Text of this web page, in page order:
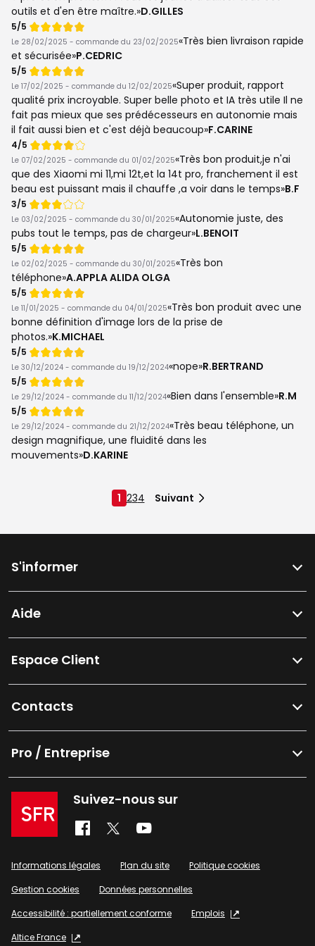
outils et d'en être maître. D.GILLES
Note
de
5/5
Le 28/02/2025 - commande du 23/02/2025 Très bien livraison rapide
et sécurisée P.CEDRIC
Note
de
5/5
Le 17/02/2025 - commande du 12/02/2025 Super produit, rapport
qualité prix incroyable. Super belle photo et IA très utile Il ne
fait pas mieux que ses prédécesseurs en autonomie mais
il fait aussi bien et c'est déjà beaucoup F.CARINE
Note
de
4/5
Le 07/02/2025 - commande du 01/02/2025 Très bon produit,je n'ai
que des Xiaomi mi 11,mi 12t,et la 14t pro, franchement il est
beau est puissant mais il chauffe ,a voir dans le temps B.F
Note
de
3/5
Le 03/02/2025 - commande du 30/01/2025 Autonomie juste, des
pubs tout le temps, pas de chargeur L.BENOIT
Note
de
5/5
Le 02/02/2025 - commande du 30/01/2025 Très bon
téléphone A.APPLA ALIDA OLGA
Note
de
5/5
Le 11/01/2025 - commande du 04/01/2025 Très bon produit avec une
bonne définition d'image lors de la prise de
photos. K.MICHAEL
Note
de
5/5
Le 30/12/2024 - commande du 19/12/2024 nope R.BERTRAND
Note
de
5/5
Le 29/12/2024 - commande du 11/12/2024 Bien dans l'ensemble R.M
Note
de
5/5
Le 29/12/2024 - commande du 21/12/2024 Très beau téléphone, un
design magnifique, une fluidité dans les
mouvements D.KARINE
1 234 Suivant
S'informer
Aide
Espace Client
Contacts
Pro / Entreprise
Suivez-nous sur
Informations légales Plan du site
Politique cookies
Gestion cookies
Données personnelles
Accessibilité : partiellement conforme
Emplois
Altice France